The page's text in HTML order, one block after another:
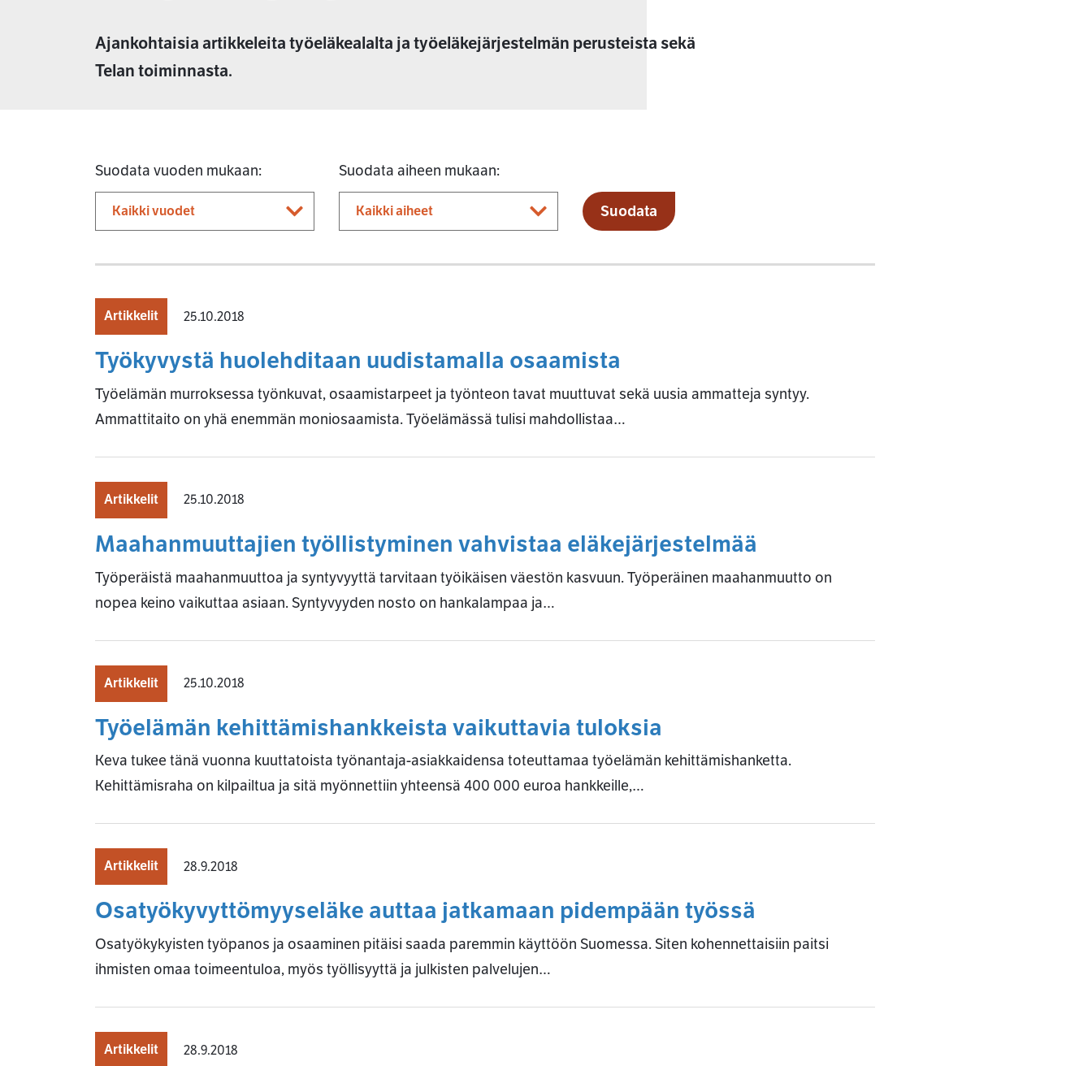
Ajankohtaisia artikkeleita työeläkealalta ja työeläkejärjestelmän perusteista sekä
Telan toiminnasta.
Suodata vuoden mukaan: Suodata aiheen mukaan:
Suodata
Artikkelit 25.10.2018
Työkyvystä huolehditaan uudistamalla osaamista
Työelämän murroksessa työnkuvat, osaamistarpeet ja työnteon tavat muuttuvat sekä uusia ammatteja syntyy.
Ammattitaito on yhä enemmän moniosaamista. Työelämässä tulisi mahdollistaa…
Artikkelit 25.10.2018
Maahanmuuttajien työllistyminen vahvistaa eläkejärjestelmää
Työperäistä maahanmuuttoa ja syntyvyyttä tarvitaan työikäisen väestön kasvuun. Työperäinen maahanmuutto on
nopea keino vaikuttaa asiaan. Syntyvyyden nosto on hankalampaa ja…
Artikkelit 25.10.2018
Työelämän kehittämishankkeista vaikuttavia tuloksia
Keva tukee tänä vuonna kuuttatoista työnantaja-asiakkaidensa toteuttamaa työelämän kehittämishanketta.
Kehittämisraha on kilpailtua ja sitä myönnettiin yhteensä 400 000 euroa hankkeille,…
Artikkelit 28.9.2018
Osatyökyvyttömyyseläke auttaa jatkamaan pidempään työssä
Osatyökykyisten työpanos ja osaaminen pitäisi saada paremmin käyttöön Suomessa. Siten kohennettaisiin paitsi
ihmisten omaa toimeentuloa, myös työllisyyttä ja julkisten palvelujen…
Artikkelit 28.9.2018